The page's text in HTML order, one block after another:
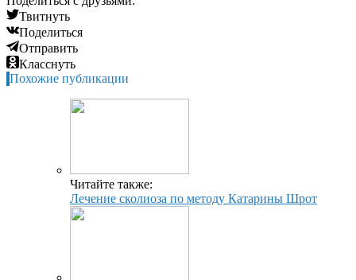
Твитнуть
Поделиться
Отправить
Класснуть
Похожие публикации
Читайте также:
Лечение сколиоза по методу Катарины Шрот